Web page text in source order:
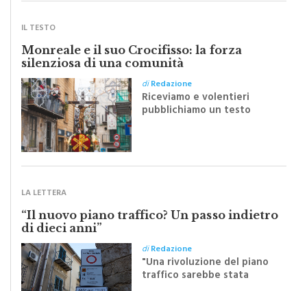
IL TESTO
Monreale e il suo Crocifisso: la forza
silenziosa di una comunità
diRedazione
Riceviamo e volentieri
pubblichiamo un testo
Festa del Santissimo
LA LETTERA
“Il nuovo piano traffico? Un passo indietro
di dieci anni”
diRedazione
"Una rivoluzione del piano
traffico sarebbe stata